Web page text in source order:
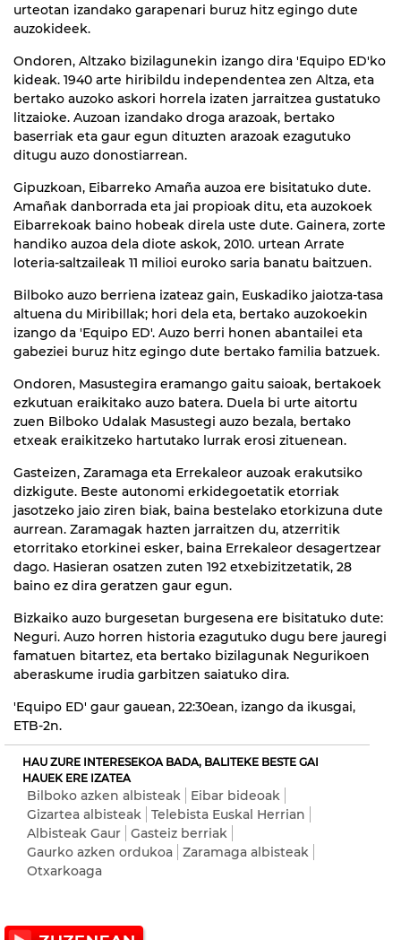
urteotan izandako garapenari buruz hitz egingo dute
auzokideek.
Ondoren, Altzako bizilagunekin izango dira 'Equipo ED'ko
kideak. 1940 arte hiribildu independentea zen Altza, eta
bertako auzoko askori horrela izaten jarraitzea gustatuko
litzaioke. Auzoan izandako droga arazoak, bertako
baserriak eta gaur egun dituzten arazoak ezagutuko
ditugu auzo donostiarrean.
Gipuzkoan, Eibarreko Amaña auzoa ere bisitatuko dute.
Amañak danborrada eta jai propioak ditu, eta auzokoek
Eibarrekoak baino hobeak direla uste dute. Gainera, zorte
handiko auzoa dela diote askok, 2010. urtean Arrate
loteria-saltzaileak 11 milioi euroko saria banatu baitzuen.
Bilboko auzo berriena izateaz gain, Euskadiko jaiotza-tasa
altuena du Miribillak; hori dela eta, bertako auzokoekin
izango da 'Equipo ED'. Auzo berri honen abantailei eta
gabeziei buruz hitz egingo dute bertako familia batzuek.
Ondoren, Masustegira eramango gaitu saioak, bertakoek
ezkutuan eraikitako auzo batera. Duela bi urte aitortu
zuen Bilboko Udalak Masustegi auzo bezala, bertako
etxeak eraikitzeko hartutako lurrak erosi zituenean.
Gasteizen, Zaramaga eta Errekaleor auzoak erakutsiko
dizkigute. Beste autonomi erkidegoetatik etorriak
jasotzeko jaio ziren biak, baina bestelako etorkizuna dute
aurrean. Zaramagak hazten jarraitzen du, atzerritik
etorritako etorkinei esker, baina Errekaleor desagertzear
dago. Hasieran osatzen zuten 192 etxebizitzetatik, 28
baino ez dira geratzen gaur egun.
Bizkaiko auzo burgesetan burgesena ere bisitatuko dute:
Neguri. Auzo horren historia ezagutuko dugu bere jauregi
famatuen bitartez, eta bertako bizilagunak Negurikoen
aberaskume irudia garbitzen saiatuko dira.
'Equipo ED' gaur gauean, 22:30ean, izango da ikusgai,
ETB-2n.
HAU ZURE INTERESEKOA BADA, BALITEKE BESTE GAI
HAUEK ERE IZATEA
Bilboko azken albisteak
Eibar bideoak
Gizartea albisteak
Telebista Euskal Herrian
Albisteak Gaur
Gasteiz berriak
Gaurko azken ordukoa
Zaramaga albisteak
Otxarkoaga